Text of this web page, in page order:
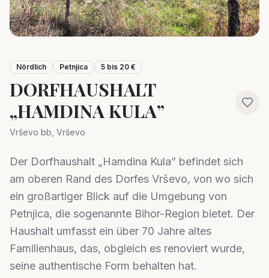
Nördlich Petnjica 5 bis 20 €
DORFHAUSHALT
„HAMDINA KULA”
Vrševo bb, Vrševo
Der Dorfhaushalt „Hamdina Kula” befindet sich
am oberen Rand des Dorfes Vrševo, von wo sich
ein großartiger Blick auf die Umgebung von
Petnjica, die sogenannte Bihor-Region bietet. Der
Haushalt umfasst ein über 70 Jahre altes
Familienhaus, das, obgleich es renoviert wurde,
seine authentische Form behalten hat.